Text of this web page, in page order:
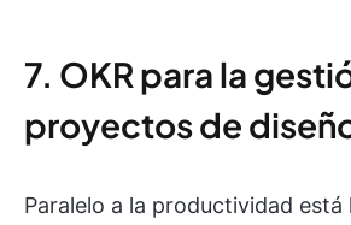
7. OKR para la
proyectos de
Paralelo a la productividad está